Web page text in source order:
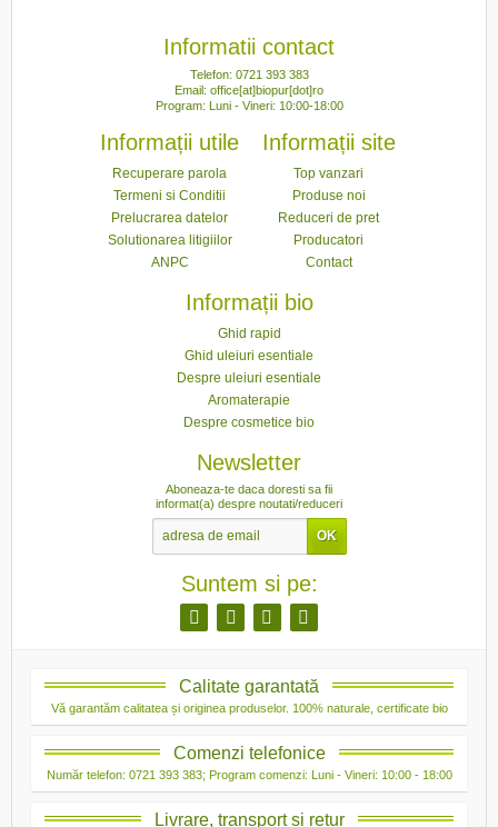
Informatii contact
Telefon: 0721 393 383
Email: office[at]biopur[dot]ro
Program: Luni - Vineri: 10:00-18:00
Informații utile
Recuperare parola
Termeni si Conditii
Prelucrarea datelor
Solutionarea litigiilor
ANPC
Informații site
Top vanzari
Produse noi
Reduceri de pret
Producatori
Contact
Informații bio
Ghid rapid
Ghid uleiuri esentiale
Despre uleiuri esentiale
Aromaterapie
Despre cosmetice bio
Newsletter
Aboneaza-te daca doresti sa fii
informat(a) despre noutati/reduceri
Suntem si pe:
Calitate garantată
Vă garantăm calitatea și originea produselor. 100% naturale, certificate bio
Comenzi telefonice
Număr telefon: 0721 393 383; Program comenzi: Luni - Vineri: 10:00 - 18:00
Livrare, transport si retur